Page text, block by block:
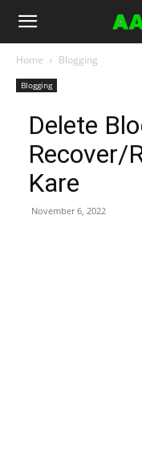
Home Blogging
Blogging
Delete
Recover/
Kare
November 6, 2022